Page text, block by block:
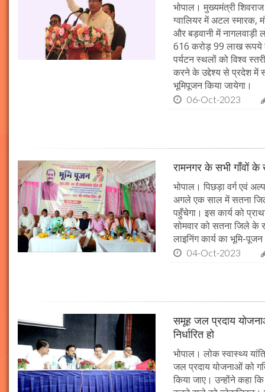
भोपाल। मुख्यमंत्री
ग्वालियर में अटल स्मारक,
और बड़वानी में
616 करोड़ 99 लाख रूपये
पर्यटन स्थलों को विश्व
करने के उद्देश्य से प्रदेश में
भूमिपूजन किया जायेगा।
06-Oct-2023
रामनगर के सभी गाँवों
भोपाल। पिछड़ा वर्ग एवं
अगले एक साल में सतना
पहुँचेगा। इस कार्य को
सोमवार को सतना जिले के
लाइनिंग कार्य का भूमि-
04-Oct-2023
समूह जल प्रदाय
निर्धारित हो
भोपाल। लोक स्वास्थ्य
जल प्रदाय योजनाओं को
किया जाए। उन्होंने कहा